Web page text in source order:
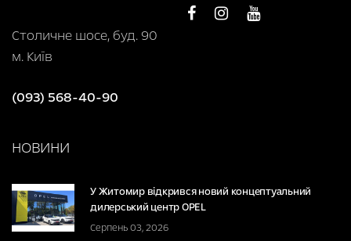
Столичне шосе, буд. 90
м. Київ
(093) 568-40-90
НОВИНИ
У Житомир відкрився новий концептуальний
дилерський центр OPEL
Серпень 03, 2026